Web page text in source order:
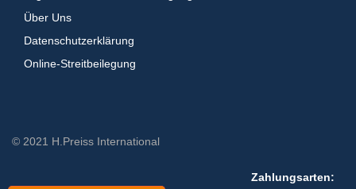
Über Uns
Datenschutzerklärung
Online-Streitbeilegung
© 2021 H.Preiss International
Zahlungsarten: